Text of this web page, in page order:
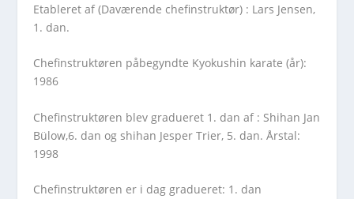
Etableret af (Daværende chefinstruktør) : Lars Jensen,
1. dan.
Chefinstruktøren påbegyndte Kyokushin karate (år):
1986
Chefinstruktøren blev gradueret 1. dan af : Shihan Jan
Bülow,6. dan og shihan Jesper Trier, 5. dan. Årstal:
1998
Chefinstruktøren er i dag gradueret: 1. dan